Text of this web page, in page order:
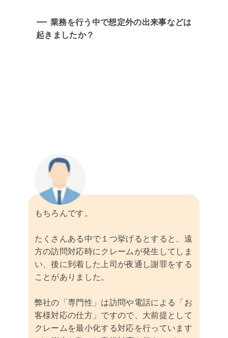
業務を行う中で想定外の出来事などは
起きましたか？
もちろんです。
たくさんある中で１つ挙げるとすると、遠
方の訪問対応時にクレームが発生してしま
い、後に到着した上司が夜通し謝罪をする
ことがありました。
弊社の「専門性」は訪問や電話による「お
客様対応の仕方」ですので、大前提として
クレームを最小化する対応を行っています